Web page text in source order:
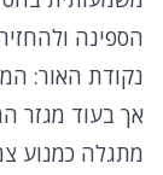
הספינה
נקודת האור:
אך בעוד מגזר
מתגלה כמנוע